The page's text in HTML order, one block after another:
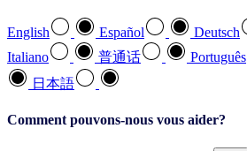
English Español Deutsch
Italiano
普通话 Português
日本語
Comment pouvons-nous vous aider?